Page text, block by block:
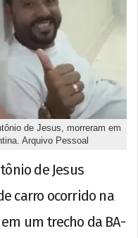
de Jesus, morreram em
Arquivo Pessoal
de Jesus
carro ocorrido na
um trecho da BA-